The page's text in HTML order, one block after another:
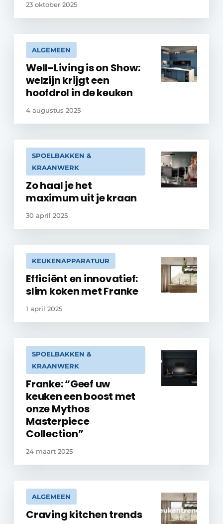
23 oktober 2025
ALGEMEEN
Well-Living is on Show:
welzijn krijgt een
hoofdrol in de keuken
4 augustus 2025
SPOELBAKKEN &
KRAANWERK
Zo haal je het
maximum uit je kraan
30 april 2025
KEUKENAPPARATUUR
Efficiënt en innovatief:
slim koken met Franke
1 april 2025
SPOELBAKKEN &
KRAANWERK
Franke: “Geef uw
keuken een boost met
onze Mythos
Masterpiece
Collection”
24 maart 2025
ALGEMEEN
Craving kitchen trends